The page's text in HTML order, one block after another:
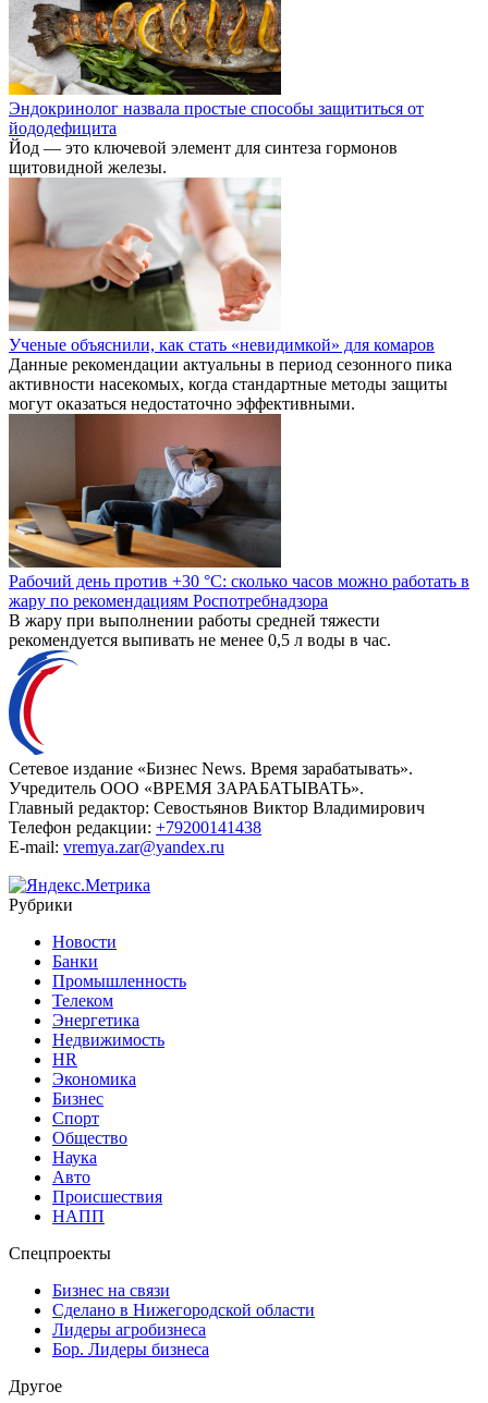
Эндокринолог назвала простые способы защититься от
йододефицита
Йод — это ключевой элемент для синтеза гормонов
щитовидной железы.
Ученые объяснили, как стать «невидимкой» для комаров
Данные рекомендации актуальны в период сезонного пика
активности насекомых, когда стандартные методы защиты
могут оказаться недостаточно эффективными.
Рабочий день против +30 °C: сколько часов можно работать в
жару по рекомендациям Роспотребнадзора
В жару при выполнении работы средней тяжести
рекомендуется выпивать не менее 0,5 л воды в час.
Сетевое издание «Бизнес News. Время зарабатывать».
Учредитель ООО «ВРЕМЯ ЗАРАБАТЫВАТЬ».
Главный редактор: Севостьянов Виктор Владимирович
Телефон редакции: +79200141438
E-mail: vremya.zar@yandex.ru
Рубрики
Новости
Банки
Промышленность
Телеком
Энергетика
Недвижимость
HR
Экономика
Бизнес
Спорт
Общество
Наука
Авто
Происшествия
НАПП
Спецпроекты
Бизнес на связи
Сделано в Нижегородской области
Лидеры агробизнеса
Бор. Лидеры бизнеса
Другое